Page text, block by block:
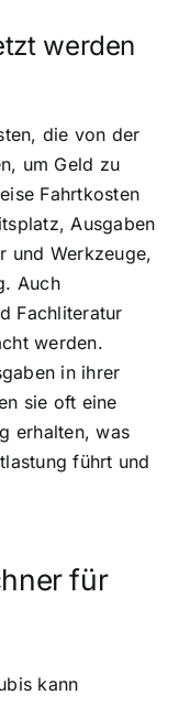
werden
die von der
um Geld zu
Fahrtkosten
Ausgaben
und Werkzeuge,
Auch
Fachliteratur
werden.
in ihrer
sie oft eine
erhalten, was
führt und
für
kann